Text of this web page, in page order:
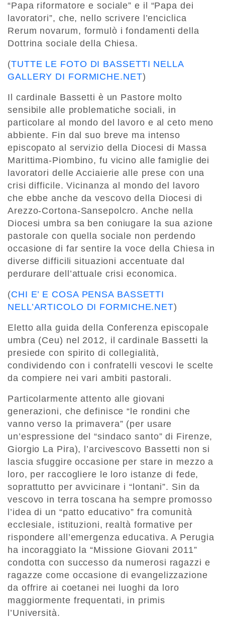
“Papa riformatore e sociale” e il “Papa dei
lavoratori”, che, nello scrivere l’enciclica
Rerum novarum, formulò i fondamenti della
Dottrina sociale della Chiesa.
(TUTTE LE FOTO DI BASSETTI NELLA
GALLERY DI FORMICHE.NET)
Il cardinale Bassetti è un Pastore molto
sensibile alle problematiche sociali, in
particolare al mondo del lavoro e al ceto meno
abbiente. Fin dal suo breve ma intenso
episcopato al servizio della Diocesi di Massa
Marittima-Piombino, fu vicino alle famiglie dei
lavoratori delle Acciaierie alle prese con una
crisi difficile. Vicinanza al mondo del lavoro
che ebbe anche da vescovo della Diocesi di
Arezzo-Cortona-Sansepolcro. Anche nella
Diocesi umbra sa ben coniugare la sua azione
pastorale con quella sociale non perdendo
occasione di far sentire la voce della Chiesa in
diverse difficili situazioni accentuate dal
perdurare dell’attuale crisi economica.
(CHI E’ E COSA PENSA BASSETTI
NELL’ARTICOLO DI FORMICHE.NET)
Eletto alla guida della Conferenza episcopale
umbra (Ceu) nel 2012, il cardinale Bassetti la
presiede con spirito di collegialità,
condividendo con i confratelli vescovi le scelte
da compiere nei vari ambiti pastorali.
Particolarmente attento alle giovani
generazioni, che definisce “le rondini che
vanno verso la primavera” (per usare
un’espressione del “sindaco santo” di Firenze,
Giorgio La Pira), l’arcivescovo Bassetti non si
lascia sfuggire occasione per stare in mezzo a
loro, per raccogliere le loro istanze di fede,
soprattutto per avvicinare i “lontani”. Sin da
vescovo in terra toscana ha sempre promosso
l’idea di un “patto educativo” fra comunità
ecclesiale, istituzioni, realtà formative per
rispondere all’emergenza educativa. A Perugia
ha incoraggiato la “Missione Giovani 2011”
condotta con successo da numerosi ragazzi e
ragazze come occasione di evangelizzazione
da offrire ai coetanei nei luoghi da loro
maggiormente frequentati, in primis
l’Università.